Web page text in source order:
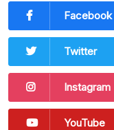
Facebook
Twitter
Instagram
YouTube